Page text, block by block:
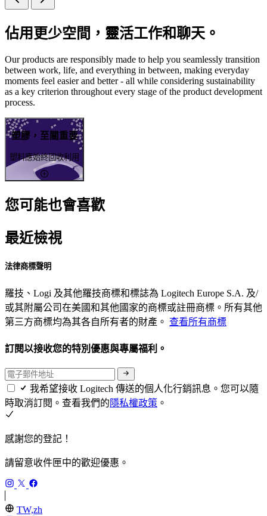
佔用更少空間，靈活工作和聊天。
Our products are responsibly made to help you seamlessly transition
between work, life, and everything in between, making everyday
moments feel easier and better - all while considering sustainability
as a key criterion throughout every stage of the product development
process.
塑膠，至關重要
塑料應始終回收利用
您可能也會喜歡
最近檢視
法律商標聲明
羅技、Logi 及其他羅技商標和標誌為 Logitech Europe S.A. 及/
或其附屬公司在美國和其他國家的商標或註冊商標。所有其他
第三方商標均為其各自所有者的財產。 查看所有商標
訂閱以接收您的特別優惠與專屬福利。
我希望接收 Logitech 傳送的個人化行銷訊息。您可以隨
時取消訂閱。查看我們的隱私權政策 。
感謝您的登記！
請留意收件匣中的歡迎優惠。
TW,zh